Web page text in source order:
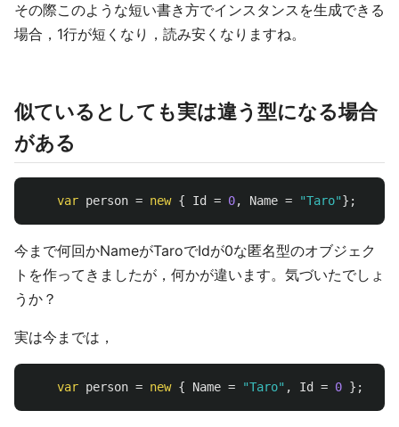
その際このような短い書き方でインスタンスを生成できる
場合，1行が短くなり，読み安くなりますね。
似ているとしても実は違う型になる場合
がある
var person = new { Id = 0, Name = "Taro"};
今まで何回かNameがTaroでIdが0な匿名型のオブジェク
トを作ってきましたが，何かが違います。気づいたでしょ
うか？
実は今までは，
var person = new { Name = "Taro" , Id = 0 };